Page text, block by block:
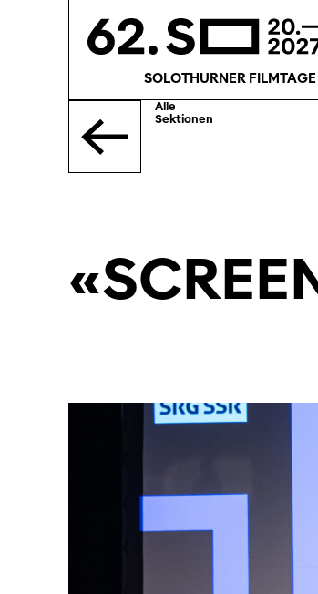
SOLOTHURNER FILMTAGE
Alle
Sektionen